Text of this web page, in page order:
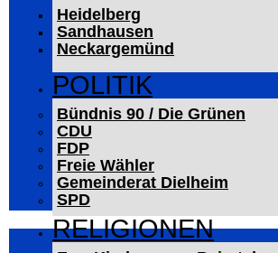
Heidelberg
Sandhausen
Neckargemünd
POLITIK
Bündnis 90 / Die Grünen
CDU
FDP
Freie Wähler
Gemeinderat Dielheim
SPD
RELIGIONEN